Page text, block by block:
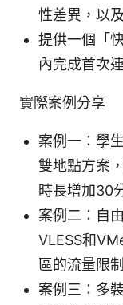
性差異，以
提供一個「
內完成首次
實際案例分享
案例一：學
雙地點方案
時長增加30
案例二：自
VLESS和
區的流量限
案例三：多